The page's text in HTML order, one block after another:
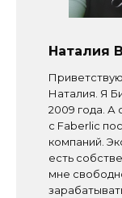
Наталия
Наталия. Я
2009 года. А
с Faberlic
компаний.
есть
мне